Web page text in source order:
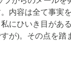
内容は全て事実
にひいき目があ
が)。その点を踏